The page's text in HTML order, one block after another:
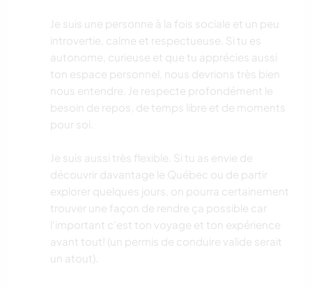
Je suis une personne à la fois sociale et un peu
introvertie, calme et respectueuse. Si tu es
autonome, curieuse et que tu apprécies aussi
ton espace personnel, nous devrions très bien
nous entendre. Je respecte profondément le
besoin de repos, de temps libre et de moments
pour soi.
Je suis aussi très flexible. Si tu as envie de
découvrir davantage le Québec ou de partir
explorer quelques jours, on pourra certainement
trouver une façon de rendre ça possible car
l'important c'est ton voyage et ton expérience
avant tout! (un permis de conduire valide serait
un atout).